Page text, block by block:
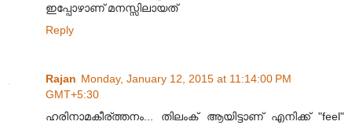
ഇപ്പോഴാണ് മനസ്സിലായത്
Reply
Rajan Monday, January 12, 2015 at 11:14:00 PM
GMT+5:30
ഹരിനാമകീര്ത്തനം... തിലംക് ആയിട്ടാണ് എനിക്ക് "feel"